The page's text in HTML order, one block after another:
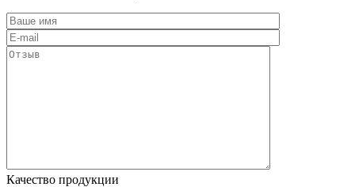
Качество продукции